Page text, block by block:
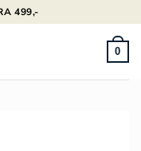
499,-
0